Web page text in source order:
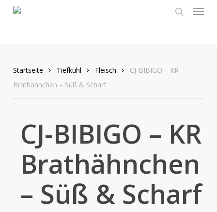
Menu
Startseite Tiefkühl Fleisch
CJ-BIBIGO – KR
Brathähnchen – Süß & Scharf
CJ-BIBIGO – KR
Brathähnchen
– Süß & Scharf